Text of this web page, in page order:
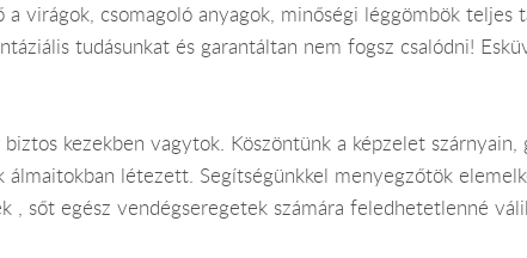
virágok, csomagoló anyagok, minőségi léggömbök teljes
tudásunkat és garantáltan nem fogsz csalódni!
kezekben vagytok. Köszöntünk a képzelet
létezett. Segítségünkkel menyegzőtök
, sőt egész vendégseregetek számára feledhetetlenné